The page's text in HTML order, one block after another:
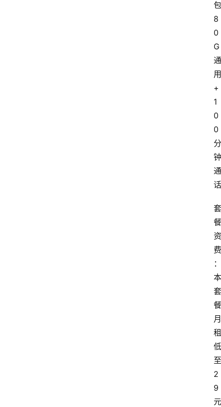
包
8
0
G
通
用
+
1
0
0
分
钟
通
话
套
餐
资
费
：
本
套
餐
月
租
低
至
2
9
元